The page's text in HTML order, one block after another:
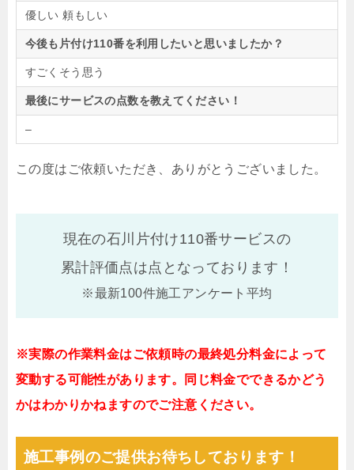
優しい 頼もしい
今後も片付け110番を利用したいと思いましたか？
すごくそう思う
最後にサービスの点数を教えてください！
–
この度はご依頼いただき、ありがとうございました。
現在の石川片付け110番サービスの
累計評価点は点となっております！
※最新100件施工アンケート平均
※実際の作業料金はご依頼時の最終処分料金によって
変動する可能性があります。同じ料金でできるかどう
かはわかりかねますのでご注意ください。
施工事例のご提供お待ちしております！